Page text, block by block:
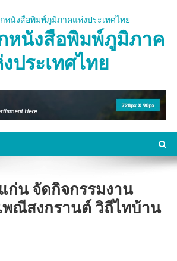
หนังสือพิมพ์ภูมิภาค
ประเทศไทย
ก่น จัดกิจกรรมงาน
พณีสงกรานต์ วิถีไทบ้าน